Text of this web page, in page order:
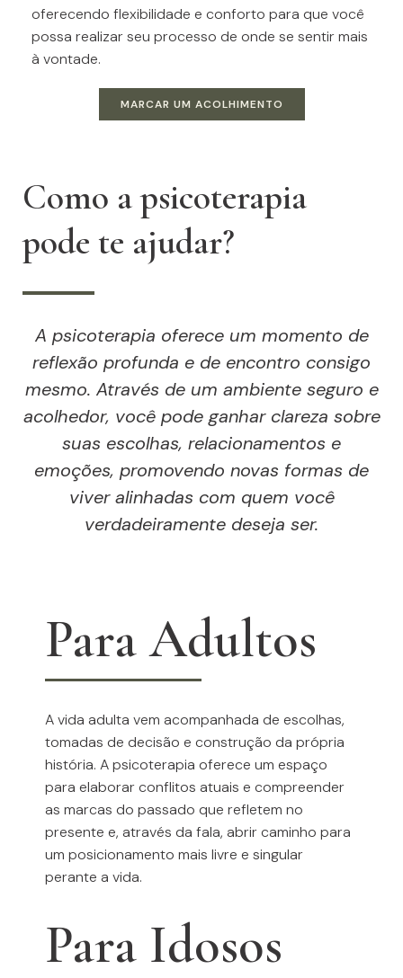
oferecendo flexibilidade e conforto para que você
possa realizar seu processo de onde se sentir mais
à vontade.
MARCAR UM ACOLHIMENTO
Como a psicoterapia
pode te ajudar?
A psicoterapia oferece um momento de
reflexão profunda e de encontro consigo
mesmo. Através de um ambiente seguro e
acolhedor, você pode ganhar clareza sobre
suas escolhas, relacionamentos e
emoções, promovendo novas formas de
viver alinhadas com quem você
verdadeiramente deseja ser.
Para Adultos
A vida adulta vem acompanhada de escolhas,
tomadas de decisão e construção da própria
história. A psicoterapia oferece um espaço
para elaborar conflitos atuais e compreender
as marcas do passado que refletem no
presente e, através da fala, abrir caminho para
um posicionamento mais livre e singular
perante a vida.
Para Idosos